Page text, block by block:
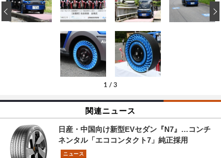
1 / 3
‹
関連ニュース
日産・中国向け新型EVセダン『N7』…コンチ
ネンタル「エココンタクト7」純正採用
ニュース